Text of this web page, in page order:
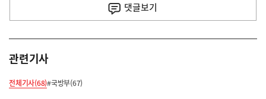
댓글보기
관련기사
전체기사(68)#국방부(67)